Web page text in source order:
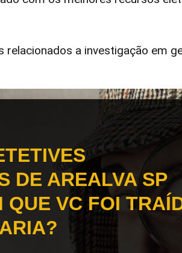
relacionados a investigação em
DE AREALVA SP
QUE VC FOI